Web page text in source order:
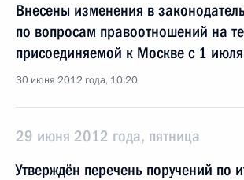
Внесены изменения в
по вопросам правоотношений на
присоединяемой к Москве с 1
30 июня 2012 года, 10:20
29 июня 2012 года, пятница
Утверждён перечень поручений по